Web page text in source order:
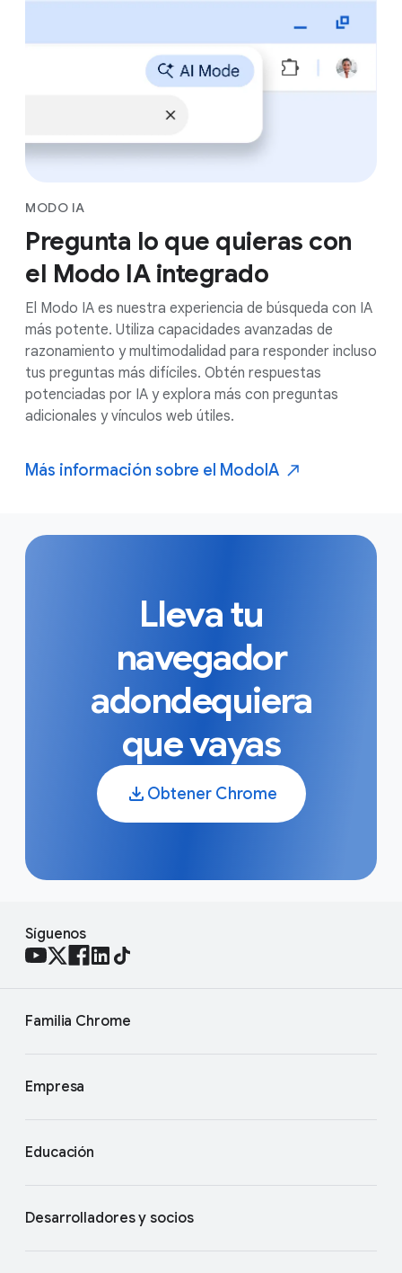
MODO IA
Pregunta lo que quieras con
el Modo IA integrado
El Modo IA es nuestra experiencia de búsqueda con IA
más potente. Utiliza capacidades avanzadas de
razonamiento y multimodalidad para responder incluso
tus preguntas más difíciles. Obtén respuestas
potenciadas por IA y explora más con preguntas
adicionales y vínculos web útiles.
Más información sobre el Modo IA
Lleva tu
navegador
adondequiera
que vayas
Obtener Chrome
Síguenos
Familia Chrome
Empresa
Educación
Desarrolladores y socios